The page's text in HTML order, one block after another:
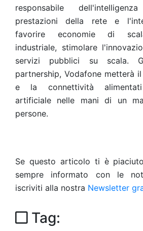
responsabile
prestazioni della rete e
favorire economie di
industriale, stimolare
servizi pubblici su scala.
partnership, Vodafone metterà
e la connettività alimentati
artificiale nelle mani di un
persone.
Se questo articolo ti è
sempre informato con le
iscriviti alla nostra Newsletter
Tag: